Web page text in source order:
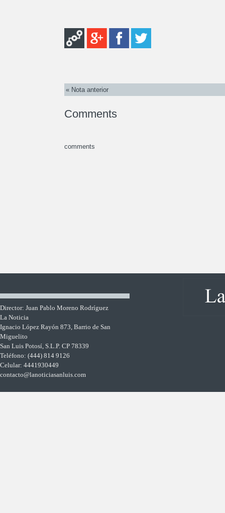
« Nota anterior
Comments
comments
Director: Juan Pablo Moreno Rodríguez
La Noticia
Ignacio López Rayón 873, Barrio de San
Miguelito
San Luis Potosí, S.L.P. CP 78339
Teléfono: (444) 814 9126
Celular: 4441930449
contacto@lanoticiasanluis.com